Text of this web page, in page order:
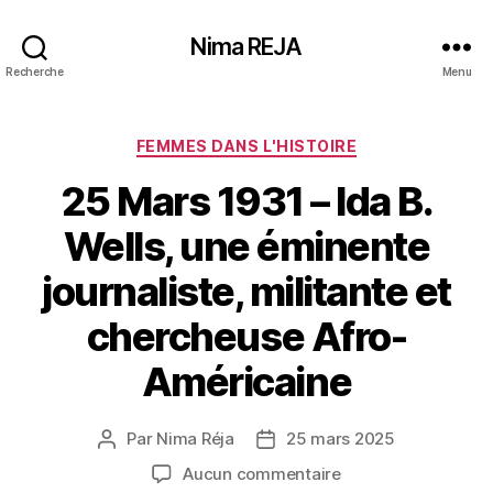
Recherche
Nima REJA
Menu
Catégories
FEMMES DANS L'HISTOIRE
25 Mars 1931 – Ida B.
Wells, une éminente
journaliste, militante et
chercheuse Afro-
Américaine
Auteur
l’article
Par Nima Réja
Date25 mars 2025
Aucun commentairesur